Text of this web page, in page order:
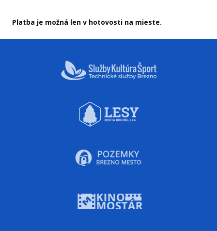
Platba je možná len v hotovosti na mieste.